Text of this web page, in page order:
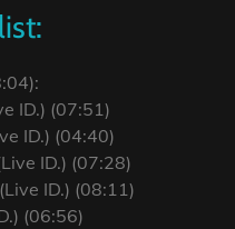
ID.) (07:51)
ID.) (04:40)
ID.) (07:28)
ID.) (08:11)
(06:56)